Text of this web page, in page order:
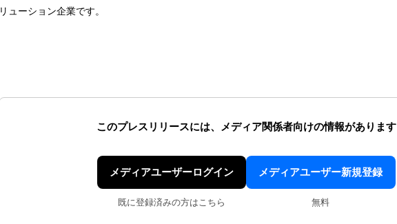
リューション企業です。
このプレスリリースには、 メディア関係者向けの情報があります
メディアユーザーログイン
既に登録済みの方はこちら
メディアユーザー新規登録
無料